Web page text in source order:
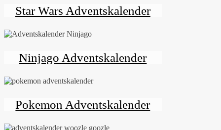
Star Wars Adventskalender
Ninjago Adventskalender
Pokemon Adventskalender